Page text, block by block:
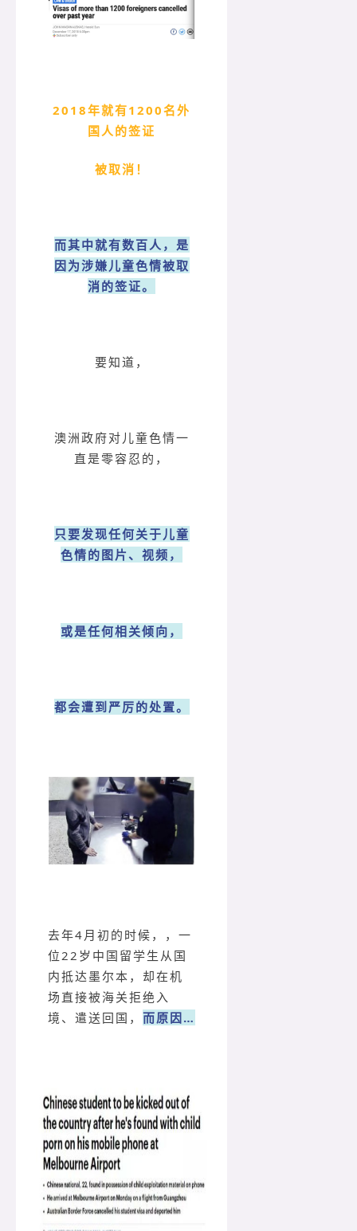
2018年就有1200名外
国人的签证
被取消！
而其中就有数百人，是
因为涉嫌儿童色情被取
消的签证。
要知道，
澳洲政府对儿童色情一
直是零容忍的，
只要发现任何关于儿童
色情的图片、视频，
或是任何相关倾向，
都会遭到严厉的处置。
去年4月初的时候，，一
位22岁中国留学生从国
内抵达墨尔本，却在机
场直接被海关拒绝入
境、遣送回国， 而原因…